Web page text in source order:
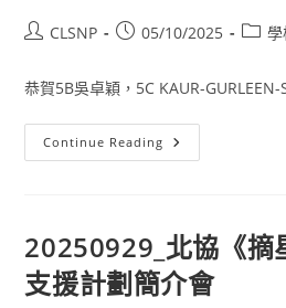
CLSNP 05/10/2025
恭賀5B吳卓穎，5C KAUR-GURLEEN-
Continue Reading
20250929_北協《摘
支援計劃簡介會